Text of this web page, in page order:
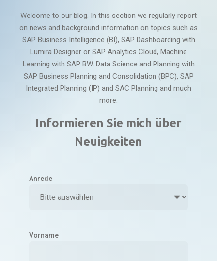
Welcome to our blog. In this section we regularly report
on news and background information on topics such as
SAP Business Intelligence (BI), SAP Dashboarding with
Lumira Designer or SAP Analytics Cloud, Machine
Learning with SAP BW, Data Science and Planning with
SAP Business Planning and Consolidation (BPC), SAP
Integrated Planning (IP) and SAC Planning and much
more.
Informieren Sie mich über
Neuigkeiten
Anrede
Vorname